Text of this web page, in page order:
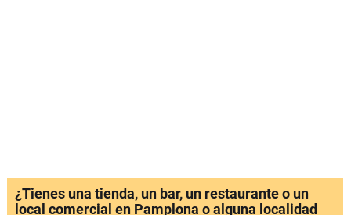
¿Tienes una tienda, un bar, un restaurante o un
local comercial en Pamplona o alguna localidad